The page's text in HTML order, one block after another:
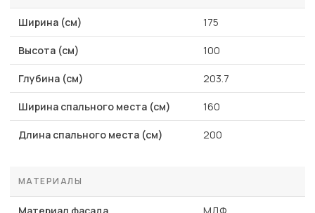
Ширина (см) 175
Высота (см) 100
Глубина (см) 203.7
Ширина спального места (см) 160
Длина спального места (см) 200
МАТЕРИАЛЫ